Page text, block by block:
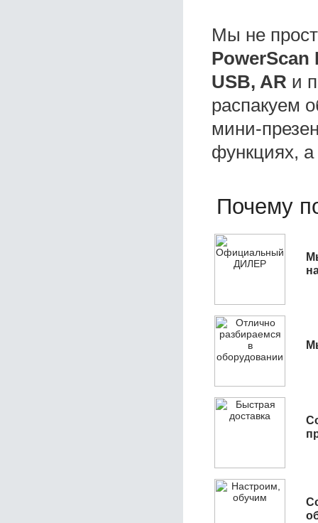
Мы не
PowerScan
USB, AR и
распакуем
мини-
функциях,
Почему